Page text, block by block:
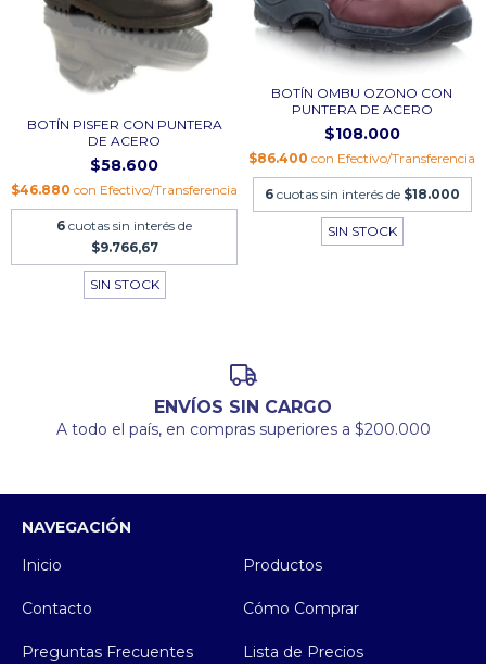
BOTÍN PISFER CON PUNTERA
DE ACERO
$58.600
$46.880 con Efectivo/Transferencia
6 cuotas sin interés de
$9.766,67
SIN STOCK
BOTÍN OMBU OZONO CON
PUNTERA DE ACERO
$108.000
$86.400 con Efectivo/Transferencia
6 cuotas sin interés de $18.000
SIN STOCK
ENVÍOS SIN CARGO
A todo el país, en compras superiores a $200.000
NAVEGACIÓN
Inicio
Productos
Contacto Cómo Comprar
Preguntas Frecuentes Lista de Precios